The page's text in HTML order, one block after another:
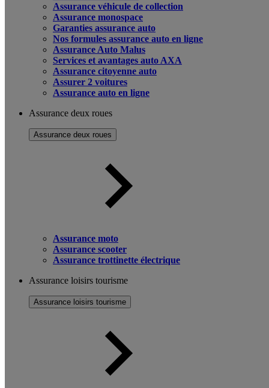
Assurance véhicule de collection
Assurance monospace
Garanties assurance auto
Nos formules assurance auto en ligne
Assurance Auto Malus
Services et avantages auto AXA
Assurance citoyenne auto
Assurer 2 voitures
Assurance auto en ligne
Assurance deux roues
Assurance deux roues
Assurance moto
Assurance scooter
Assurance trottinette électrique
Assurance loisirs tourisme
Assurance loisirs tourisme